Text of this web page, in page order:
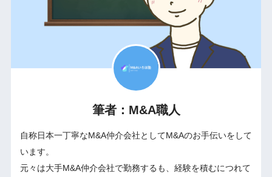
筆者：M&A職人
自称日本一丁寧なM&A仲介会社としてM&Aのお手伝いをして
います。
元々は大手M&A仲介会社で勤務するも、経験を積むにつれて